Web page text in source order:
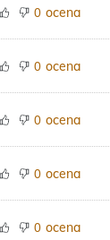
0 ocena
0 ocena
0 ocena
0 ocena
0 ocena